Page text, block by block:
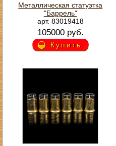
Металлическая статуэтка
"Баррель"
арт. 83019418
105000 руб.
Купить